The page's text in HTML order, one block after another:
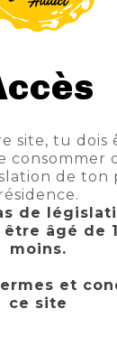
est de type
agrumes et
agrumes et
site, tu dois
consommer
de ton
de
âgé de
moins.
et
ce site